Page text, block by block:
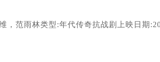
范雨林类型:年代传奇抗战剧上映日期